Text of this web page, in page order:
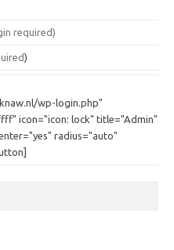
required)
)
wp-login.php"
icon="icon: lock" title="Admin"
radius="auto"